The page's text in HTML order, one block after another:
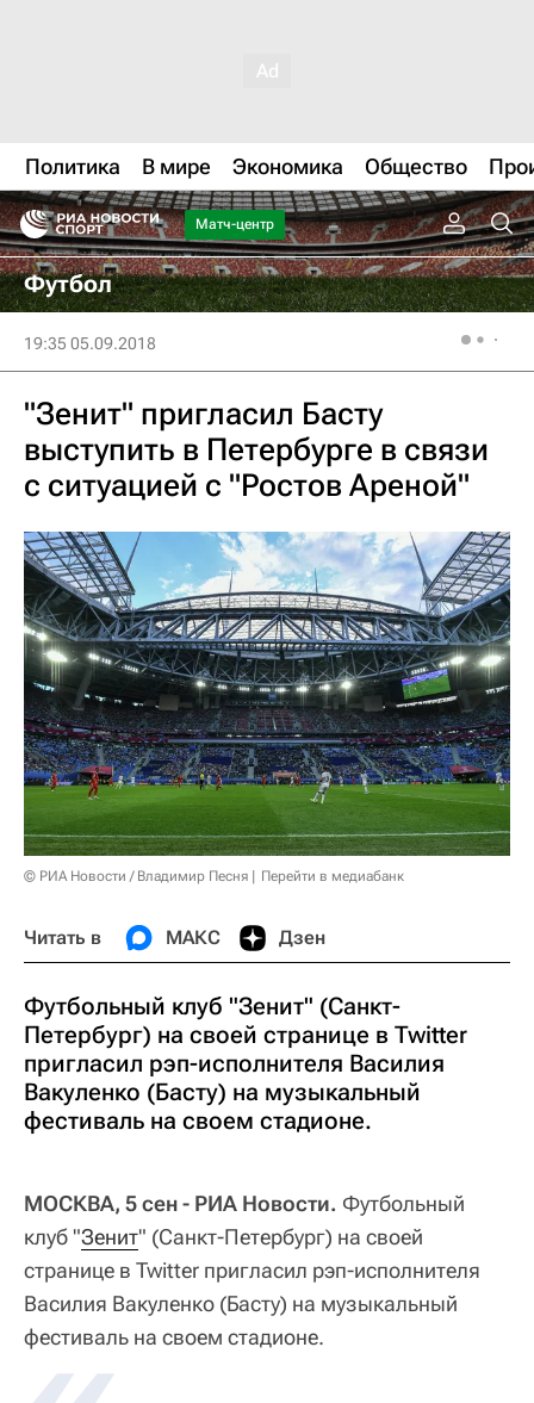
Политика В мире Экономика Общество
Матч-центр
Футбол
19:35 05.09.2018
"Зенит" пригласил Басту
выступить в Петербурге в связи
с ситуацией с "Ростов Ареной"
© РИА Новости / Владимир Песня Перейти в медиабанк
Читать в МАКС Дзен
Футбольный клуб "Зенит" (Санкт-
Петербург) на своей странице в Twitter
пригласил рэп-исполнителя Василия
Вакуленко (Басту) на музыкальный
фестиваль на своем стадионе.
МОСКВА, 5 сен - РИА Новости. Футбольный
клуб "Зенит" (Санкт-Петербург) на своей
странице в Twitter пригласил рэп-исполнителя
Василия Вакуленко (Басту) на музыкальный
фестиваль на своем стадионе.